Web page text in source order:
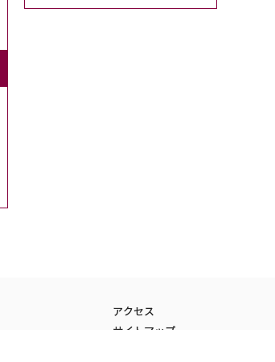
アクセス
サイトマップ